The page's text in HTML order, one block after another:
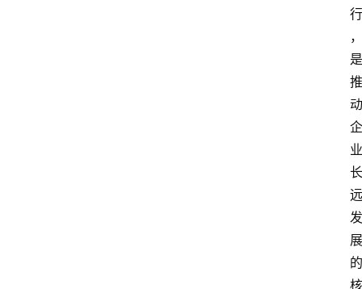
行
，
是
推
动
企
业
长
远
发
展
的
核